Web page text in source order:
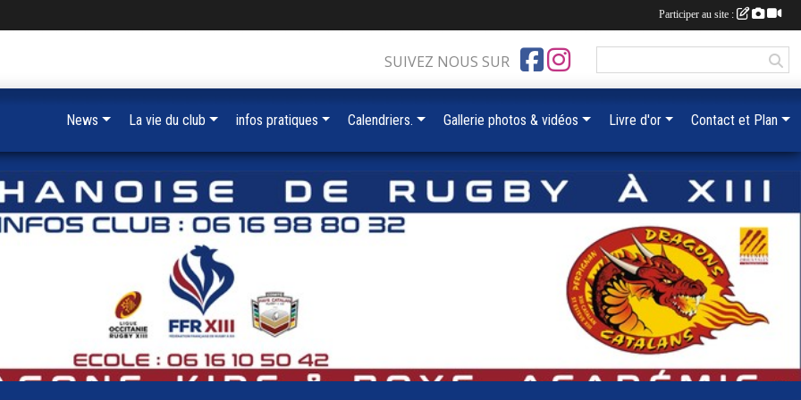
SUIVEZ NOUS SUR
News La vie du club infos pratiques Calendriers. Gallerie photos & vidéos Livre d'or Contact et Plan
Participer au site :